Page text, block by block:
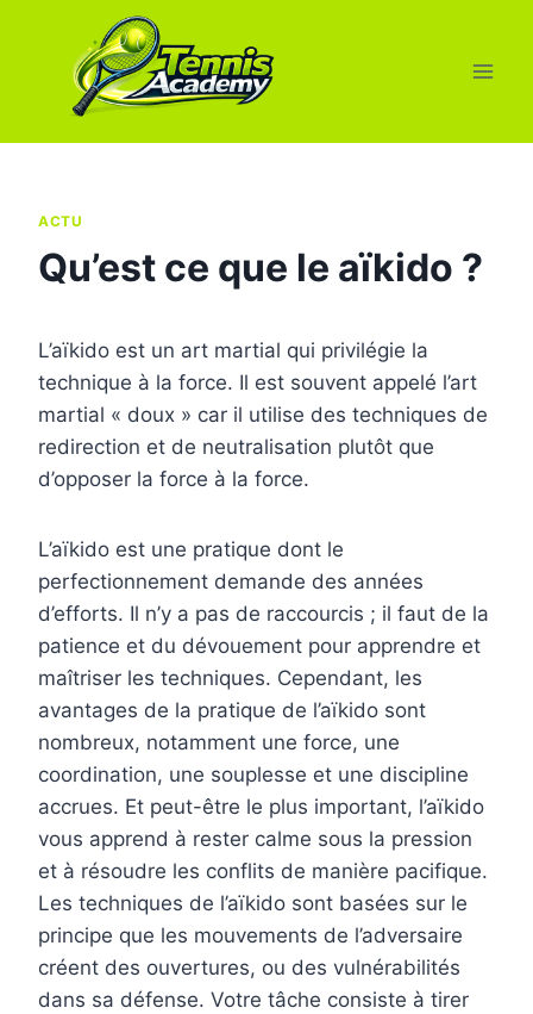
contenu
ACTU
Qu’est ce que le aïkido ?
L’aïkido est un art martial qui privilégie la
technique à la force. Il est souvent appelé l’art
martial « doux » car il utilise des techniques de
redirection et de neutralisation plutôt que
d’opposer la force à la force.
L’aïkido est une pratique dont le
perfectionnement demande des années
d’efforts. Il n’y a pas de raccourcis ; il faut de la
patience et du dévouement pour apprendre et
maîtriser les techniques. Cependant, les
avantages de la pratique de l’aïkido sont
nombreux, notamment une force, une
coordination, une souplesse et une discipline
accrues. Et peut-être le plus important, l’aïkido
vous apprend à rester calme sous la pression
et à résoudre les conflits de manière pacifique.
Les techniques de l’aïkido sont basées sur le
principe que les mouvements de l’adversaire
créent des ouvertures, ou des vulnérabilités
dans sa défense. Votre tâche consiste à tirer